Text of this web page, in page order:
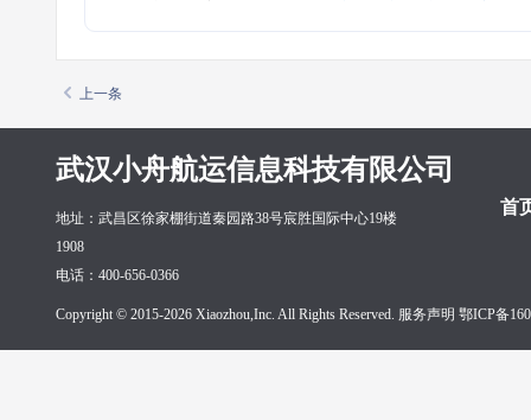
上一条
武汉小舟航运信息科技有限公司
首
地址：武昌区徐家棚街道秦园路38号宸胜国际中心19楼
1908
电话：400-656-0366
Copyright © 2015-2026 Xiaozhou,Inc. All Rights Reserved. 服务声明 鄂ICP备